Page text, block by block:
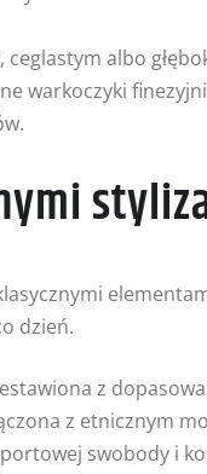
albo
warkoczyki
dzień.
z
z etnicznym
swobody i